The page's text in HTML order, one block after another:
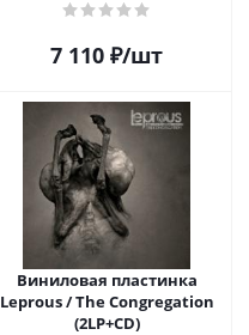
7 110 ₽/шт
Виниловая пластинка
Leprous / The Congregation
(2LP+CD)